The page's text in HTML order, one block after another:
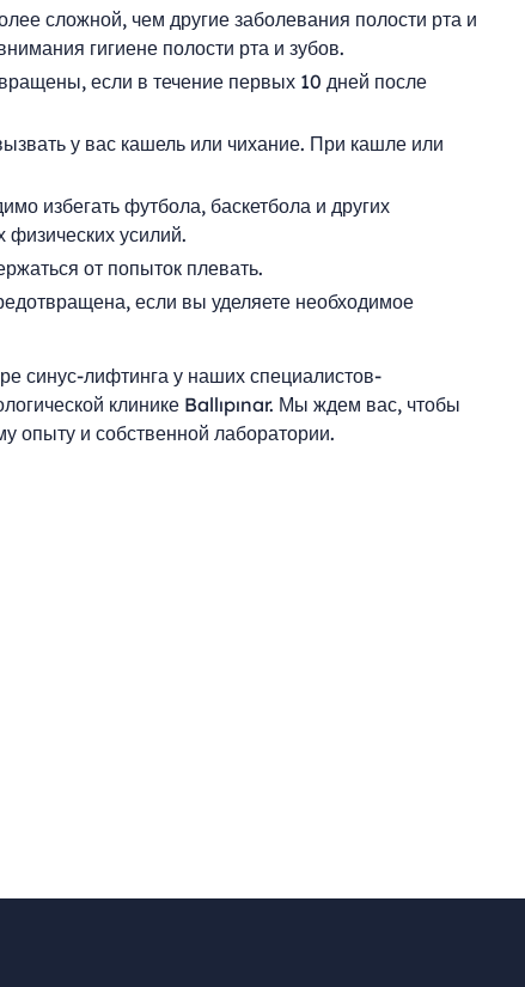
сложной, чем другие заболевания полости рта и
гигиене полости рта и зубов.
если в течение первых 10 дней после
у вас кашель или чихание. При кашле или
избегать футбола, баскетбола и других
физических усилий.
от попыток плевать.
если вы уделяете необходимое
синус-лифтинга у наших специалистов-
клинике Ballıpınar. Мы ждем вас, чтобы
опыту и собственной лаборатории.